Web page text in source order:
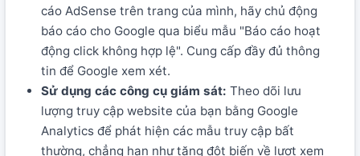
cáo AdSense trên trang của mình, hãy chủ động
báo cáo cho Google qua biểu mẫu "Báo cáo hoạt
động click không hợp lệ". Cung cấp đầy đủ thông
tin để Google xem xét.
Sử dụng các công cụ giám sát: Theo dõi lưu
lượng truy cập website của bạn bằng Google
Analytics để phát hiện các mẫu truy cập bất
thường, chẳng hạn như tăng đột biến về lượt xem